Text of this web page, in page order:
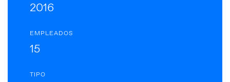
2016
EMPLEADOS
15
TIPO